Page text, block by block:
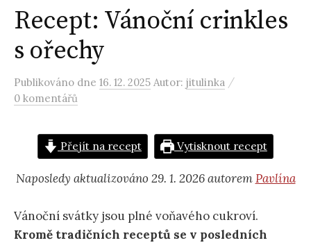
Recept: Vánoční crinkles
s ořechy
Publikováno dne 16. 12. 2025 Autor: jitulinka /
0 komentářů
Přejít na recept Vytisknout recept
Naposledy aktualizováno 29. 1. 2026 autoremPavlína
Vánoční svátky jsou plné voňavého cukroví.
Kromě tradičních receptů se v posledních